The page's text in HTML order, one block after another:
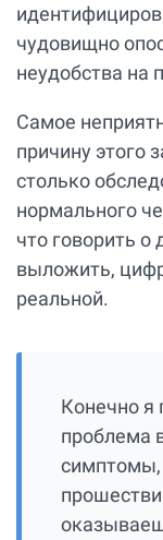
чудовищно
неудобства на
Самое
причину этого
столько
нормального
что говорить о
выложить,
реальной.
Конечно я
проблема
симптомы,